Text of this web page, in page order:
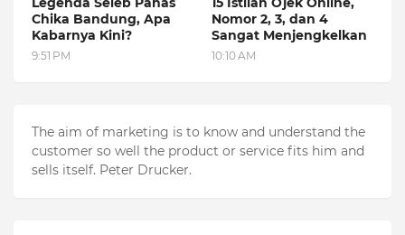
Chika Bandung, Apa
Kabarnya Kini?
9:51 PM
Nomor 2, 3, dan 4
Sangat Menjengkelkan
10:10 AM
The aim of marketing is to know and understand the
customer so well the product or service fits him and
sells itself. Peter Drucker.